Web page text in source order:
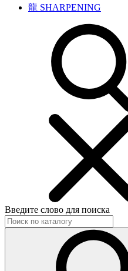
龍 SHARPENING
Введите слово для поиска